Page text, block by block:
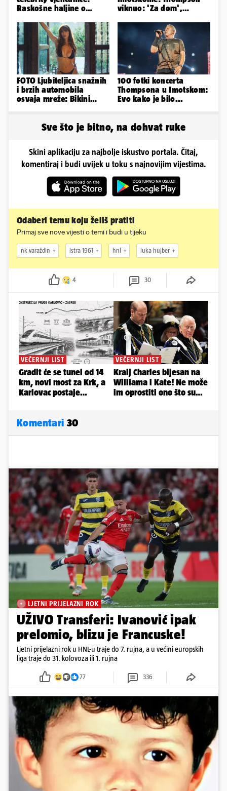
Raskošne haljine o
svijet
viknuo: 'Za dom',
'Spremni'
FOTO Ljubiteljica snažnih
i brzih automobila
osvaja mreže: Bikini
100 fotki koncerta
Thompsona u Imotskom:
Evo kako je bilo...
Sve što je bitno, na dohvat ruke
Skini aplikaciju za najbolje iskustvo portala. Čitaj,
komentiraj i budi uvijek u toku s najnovijim vijestima.
Odaberi temu koju želiš pratiti
Primaj sve nove vijesti o temi i budi u tijeku
nk varaždin istra 1961 hnl luka hujber
4 30
Komentari 30
LJETNI PRIJELAZNI ROK
UŽIVO Transferi: Ivanović ipak
prelomio, blizu je Francuske!
Ljetni prijelazni rok u HNL-u traje do 7. rujna, a u većini europskih
liga traje do 31. kolovoza ili 1. rujna
77 336